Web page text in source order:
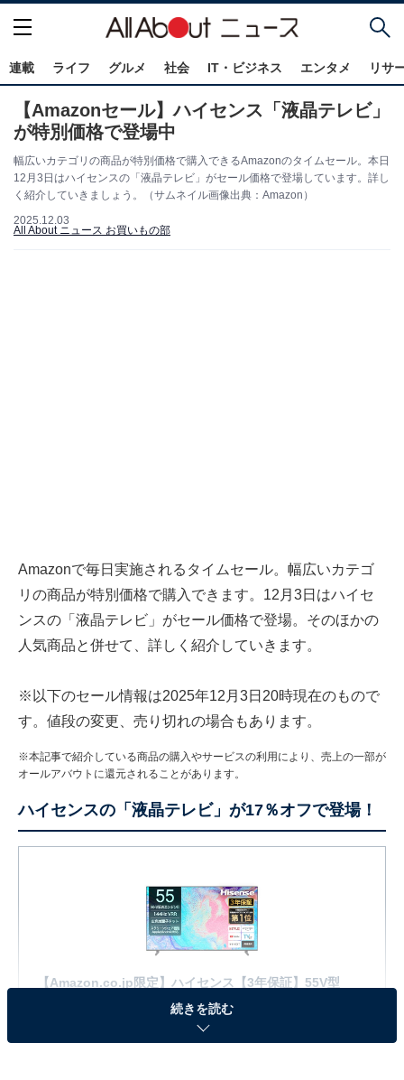
連載 ライフ グルメ 社会 IT・ビジネス エンタメ リサ
【Amazonセール】ハイセンス「液晶テレビ」
が特別価格で登場中
幅広いカテゴリの商品が特別価格で購入できるAmazonのタイムセール。本日
12月3日はハイセンスの「液晶テレビ」がセール価格で登場しています。詳し
く紹介していきましょう。（サムネイル画像出典：Amazon）
2025.12.03
All About ニュース お買いもの部
Amazonで毎日実施されるタイムセール。幅広いカテゴ
リの商品が特別価格で購入できます。12月3日はハイセ
ンスの「液晶テレビ」がセール価格で登場。そのほかの
人気商品と併せて、詳しく紹介していきます。
※以下のセール情報は2025年12月3日20時現在のもので
す。値段の変更、売り切れの場合もあります。
※本記事で紹介している商品の購入やサービスの利用により、売上の一部が
オールアバウトに還元されることがあります。
ハイセンスの「液晶テレビ」が17％オフで登場！
【Amazon.co.jp限定】ハイセンス【3年保証】55V型
55E7N 4K 量子ドット 倍速パネル 144Hz VRR ゲームモー
ド ネット動画 スマート ダブル録画 チューナー内蔵 Alexa
続きを読む